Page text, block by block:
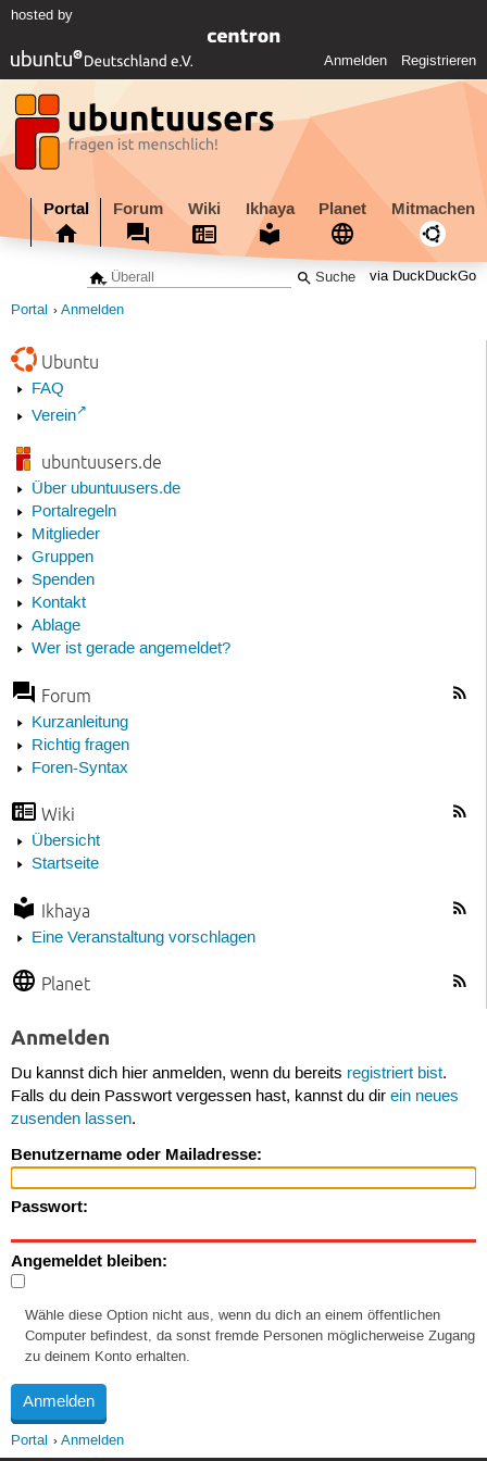
hosted by
Anmelden Registrieren
Portal Forum Wiki Ikhaya Planet Mitmachen
via DuckDuckGo
Portal Anmelden
Ubuntu
FAQ
Verein
ubuntuusers.de
Über ubuntuusers.de
Portalregeln
Mitglieder
Gruppen
Spenden
Kontakt
Ablage
Wer ist gerade angemeldet?
Forum
Kurzanleitung
Richtig fragen
Foren-Syntax
Wiki
Übersicht
Startseite
Ikhaya
Eine Veranstaltung vorschlagen
Planet
Anmelden
Du kannst dich hier anmelden, wenn du bereits registriert bist.
Falls du dein Passwort vergessen hast, kannst du dir ein neues
zusenden lassen.
Benutzername oder Mailadresse:
Passwort:
Angemeldet bleiben:
Wähle diese Option nicht aus, wenn du dich an einem öffentlichen
Computer befindest, da sonst fremde Personen möglicherweise Zugang
zu deinem Konto erhalten.
Portal Anmelden